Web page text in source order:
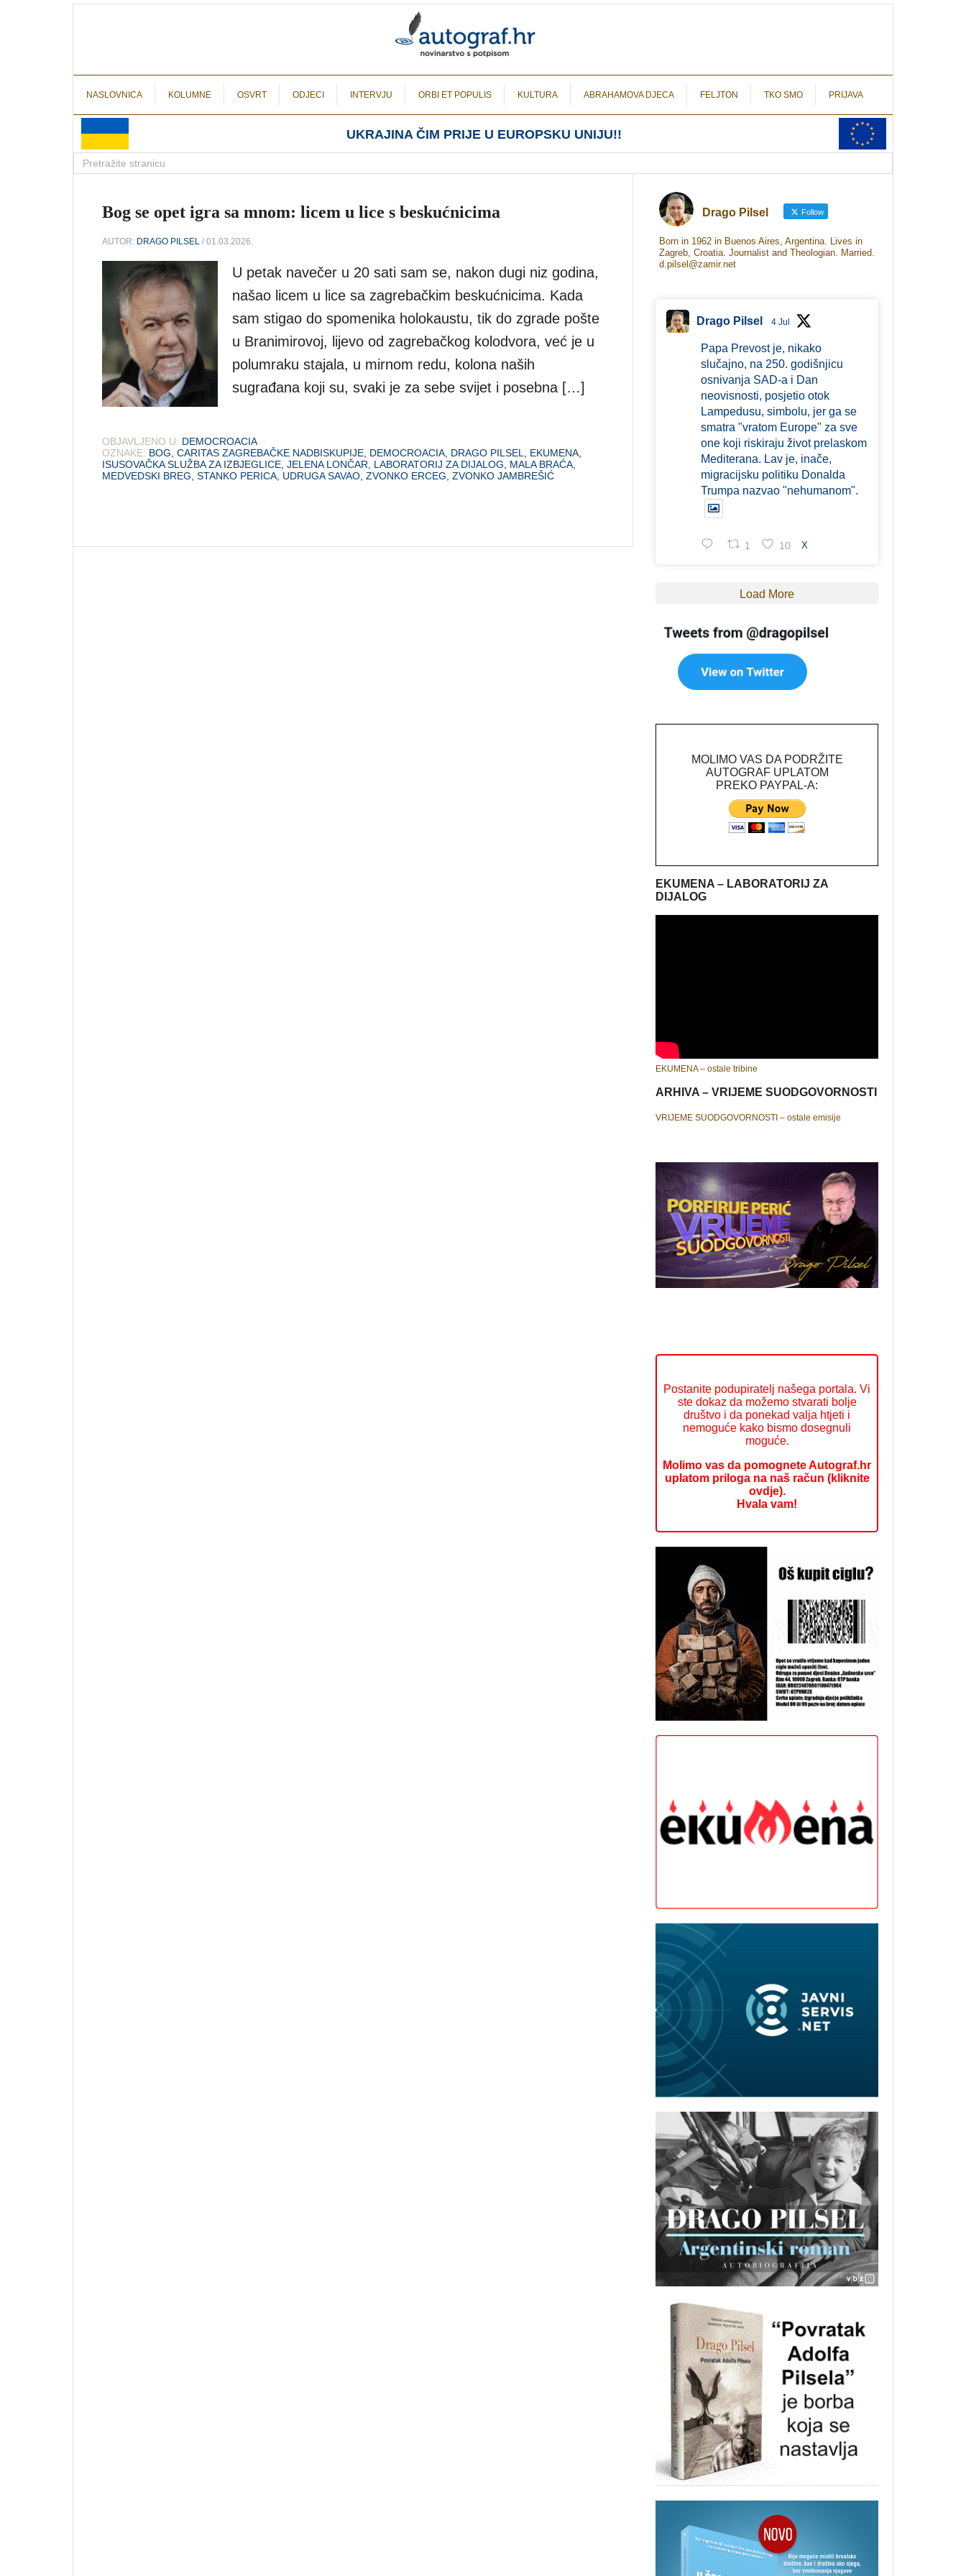
NASLOVNICA KOLUMNE OSVRT ODJECI INTERVJU ORBI ET POPULIS KULTURA ABRAHAMOVA DJECA FELJTON TKO SMO PRIJAVA
UKRAJINA ČIM PRIJE U EUROPSKU UNIJU!!
Bog se opet igra sa mnom: licem u lice s beskućnicima
AUTOR: DRAGO PILSEL / 01.03.2026.
U petak navečer u 20 sati sam se, nakon dugi niz godina,
našao licem u lice sa zagrebačkim beskućnicima. Kada
sam stigao do spomenika holokaustu, tik do zgrade pošte
u Branimirovoj, lijevo od zagrebačkog kolodvora, već je u
polumraku stajala, u mirnom redu, kolona naših
sugrađana koji su, svaki je za sebe svijet i posebna […]
OBJAVLJENO U: DEMOCROACIA
OZNAKE: BOG, CARITAS ZAGREBAČKE NADBISKUPIJE, DEMOCROACIA, DRAGO PILSEL, EKUMENA,
ISUSOVAČKA SLUŽBA ZA IZBJEGLICE, JELENA LONČAR, LABORATORIJ ZA DIJALOG, MALA BRAĆA,
MEDVEDSKI BREG, STANKO PERICA, UDRUGA SAVAO, ZVONKO ERCEG, ZVONKO JAMBREŠIĆ
Drago Pilsel Follow
Born in 1962 in Buenos Aires, Argentina. Lives in
Zagreb, Croatia. Journalist and Theologian. Married.
d.pilsel@zamir.net
Drago Pilsel 4 Jul
Papa Prevost je, nikako
slučajno, na 250. godišnjicu
osnivanja SAD-a i Dan
neovisnosti, posjetio otok
Lampedusu, simbolu, jer ga se
smatra "vratom Europe" za sve
one koji riskiraju život prelaskom
Mediterana. Lav je, inače,
migracijsku politiku Donalda
Trumpa nazvao "nehumanom".
1 10 X
Load More
MOLIMO VAS DA PODRŽITE
AUTOGRAF UPLATOM
PREKO PAYPAL-A:
EKUMENA – LABORATORIJ ZA
DIJALOG
EKUMENA – ostale tribine
ARHIVA – VRIJEME SUODGOVORNOSTI
VRIJEME SUODGOVORNOSTI – ostale emisije
Postanite podupiratelj našega portala. Vi
ste dokaz da možemo stvarati bolje
društvo i da ponekad valja htjeti i
nemoguće kako bismo dosegnuli
moguće.
Molimo vas da pomognete Autograf.hr
uplatom priloga na naš račun (kliknite
ovdje).
Hvala vam!